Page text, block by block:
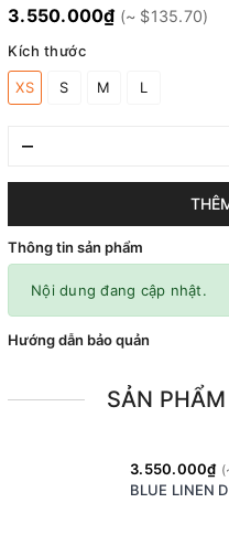
3.550.000₫
Kích thước
XS S M L
–
Thông tin sản phẩm
Nội dung đang cập nhật.
Hướng dẫn bảo quản
SẢN
3.550.000₫
BLUE LINEN